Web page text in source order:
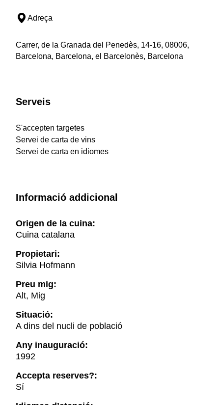
Adreça
Carrer, de la Granada del Penedès, 14-16, 08006,
Barcelona, Barcelona, el Barcelonès, Barcelona
Serveis
S'accepten targetes
Servei de carta de vins
Servei de carta en idiomes
Informació addicional
Origen de la cuina:
Cuina catalana
Propietari:
Silvia Hofmann
Preu mig:
Alt, Mig
Situació:
A dins del nucli de població
Any inauguració:
1992
Accepta reserves?:
Sí